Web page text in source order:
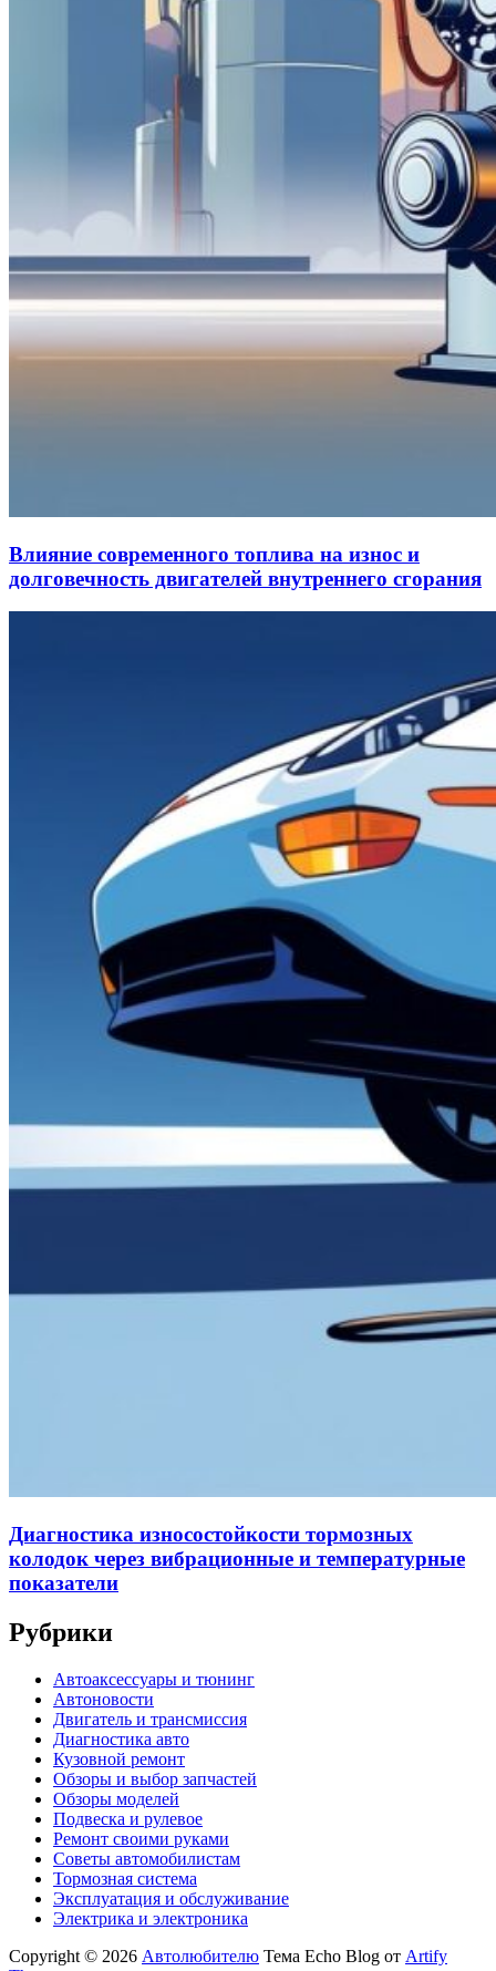
Влияние современного топлива на износ и
долговечность двигателей внутреннего сгорания
Диагностика износостойкости тормозных
колодок через вибрационные и температурные
показатели
Рубрики
Автоаксессуары и тюнинг
Автоновости
Двигатель и трансмиссия
Диагностика авто
Кузовной ремонт
Обзоры и выбор запчастей
Обзоры моделей
Подвеска и рулевое
Ремонт своими руками
Советы автомобилистам
Тормозная система
Эксплуатация и обслуживание
Электрика и электроника
Copyright © 2026 Автолюбителю Тема Echo Blog от Artify